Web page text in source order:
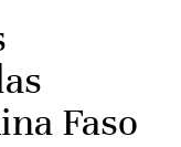
Faso